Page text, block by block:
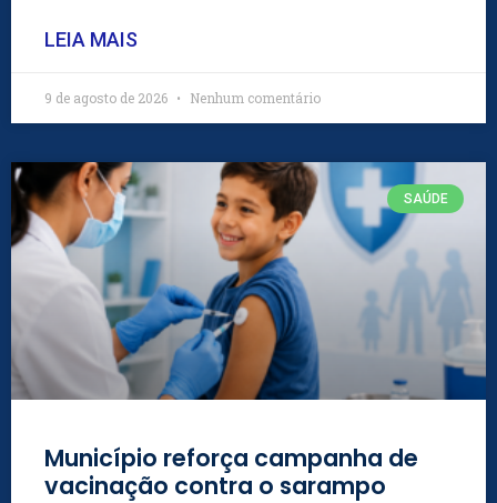
LEIA MAIS
9 de agosto de 2026 Nenhum comentário
SAÚDE
Município reforça campanha de
vacinação contra o sarampo